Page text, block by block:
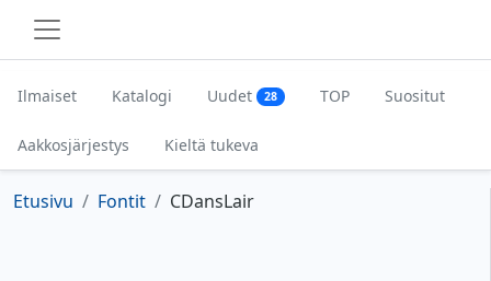
Ilmaiset Katalogi Uudet 28 TOP Suositut
Aakkosjärjestys Kieltä tukeva
Etusivu Fontit CDansLair